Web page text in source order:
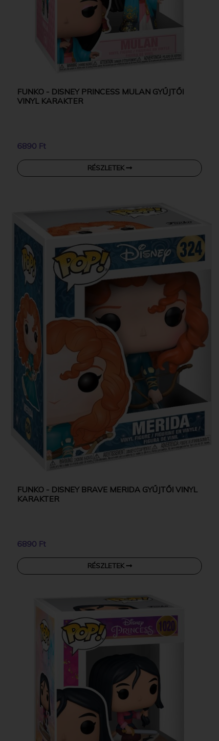
FUNKO - DISNEY PRINCESS MULAN GYŰJTŐI
VINYL KARAKTER
6890 Ft
RÉSZLETEK
FUNKO - DISNEY BRAVE MERIDA GYŰJTŐI VINYL
KARAKTER
6890 Ft
RÉSZLETEK